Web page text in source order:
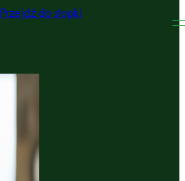
Przejdź do stopki